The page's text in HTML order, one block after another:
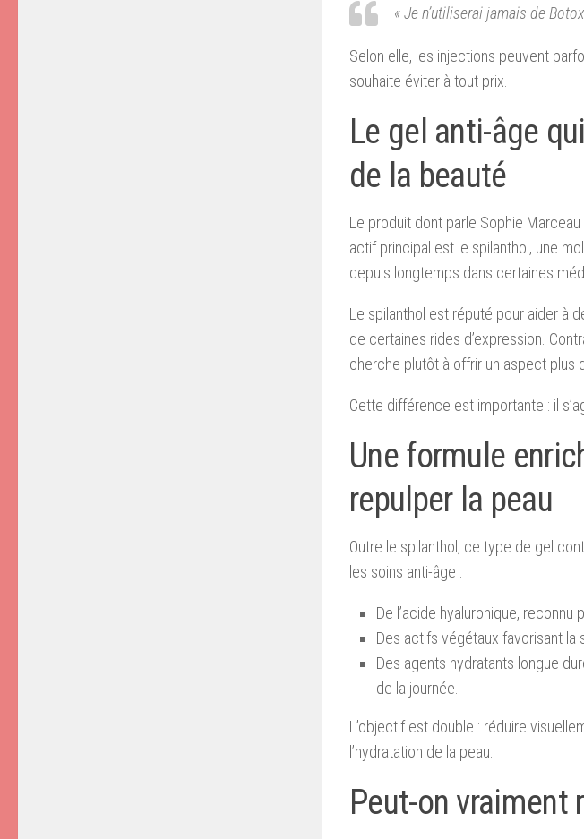
« Je n’utiliserai jamais de
Selon elle, les injections peuvent
souhaite éviter à tout prix.
Le gel anti-âge
de la beauté
Le produit dont parle Sophie
actif principal est le spilanthol, une
depuis longtemps dans certaines
Le spilanthol est réputé pour aider à
de certaines rides d’expression.
cherche plutôt à offrir un aspect plus
Cette différence est importante : il
Une formule
repulper la peau
Outre le spilanthol, ce type de gel
les soins anti-âge :
De l’acide hyaluronique,
Des actifs végétaux favorisant la
Des agents hydratants longue
de la journée.
L’objectif est double : réduire
l’hydratation de la peau.
Peut-on vraiment